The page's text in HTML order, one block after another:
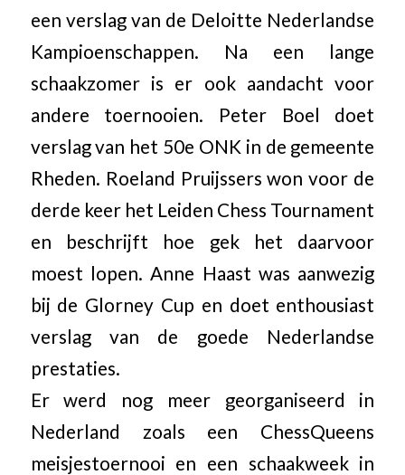
een verslag van de Deloitte Nederlandse
Kampioenschappen. Na een lange
schaakzomer is er ook aandacht voor
andere toernooien. Peter Boel doet
verslag van het 50e ONK in de gemeente
Rheden. Roeland Pruijssers won voor de
derde keer het Leiden Chess Tournament
en beschrijft hoe gek het daarvoor
moest lopen. Anne Haast was aanwezig
bij de Glorney Cup en doet enthousiast
verslag van de goede Nederlandse
prestaties.
Er werd nog meer georganiseerd in
Nederland zoals een ChessQueens
meisjestoernooi en een schaakweek in